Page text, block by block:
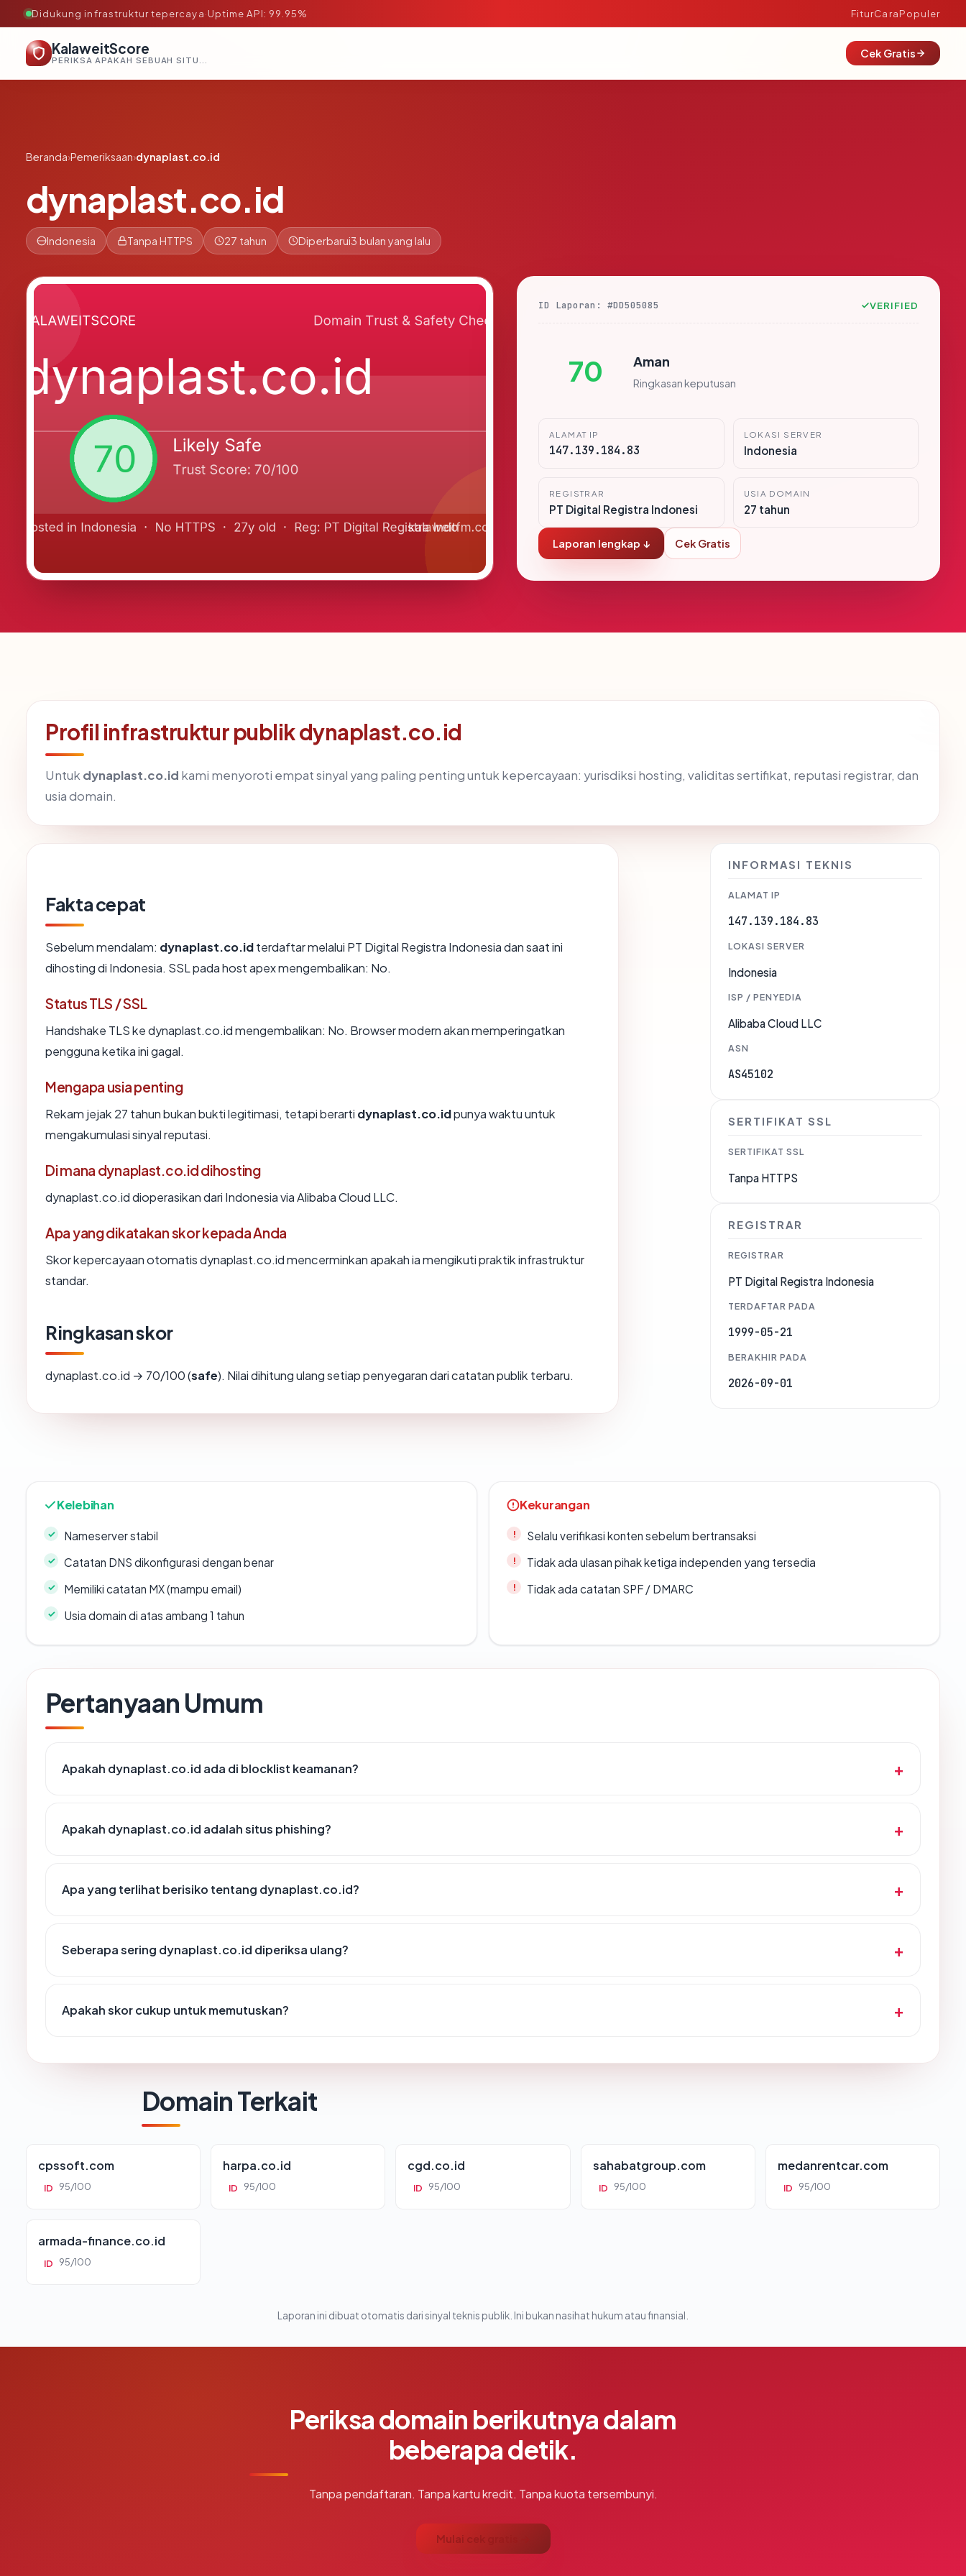
Didukung infrastruktur tepercaya·Uptime API: 99.95% FiturCaraPopuler
KalaweitScore
PERIKSA APAKAH SEBUAH SITUS AMAN, TEPERCAYA, DAN TERVERIFIKASI DALAM HITUNGAN DETIK.
Cek Gratis
Beranda›Pemeriksaan›dynaplast.co.id
dynaplast.co.id
Indonesia Tanpa HTTPS 27 tahun Diperbarui3 bulan yang lalu
ID Laporan: #DD505085 VERIFIED
70 Aman
Ringkasan keputusan
ALAMAT IP
147.139.184.83
LOKASI SERVER
Indonesia
REGISTRAR
PT Digital Registra Indonesi
USIA DOMAIN
27 tahun
Laporan lengkap ↓ Cek Gratis
Profil infrastruktur publik dynaplast.co.id
Untuk dynaplast.co.id kami menyoroti empat sinyal yang paling penting untuk kepercayaan: yurisdiksi hosting, validitas sertifikat, reputasi registrar, dan
usia domain.
Fakta cepat
Sebelum mendalam: dynaplast.co.idterdaftar melalui PT Digital Registra Indonesia dan saat ini
dihosting di Indonesia. SSL pada host apex mengembalikan: No.
Status TLS / SSL
Handshake TLS ke dynaplast.co.id mengembalikan: No. Browser modern akan memperingatkan
pengguna ketika ini gagal.
Mengapa usia penting
Rekam jejak 27 tahun bukan bukti legitimasi, tetapi berarti dynaplast.co.idpunya waktu untuk
mengakumulasi sinyal reputasi.
Di mana dynaplast.co.id dihosting
dynaplast.co.id dioperasikan dari Indonesia via Alibaba Cloud LLC.
Apa yang dikatakan skor kepada Anda
Skor kepercayaan otomatis dynaplast.co.id mencerminkan apakah ia mengikuti praktik infrastruktur
standar.
Ringkasan skor
dynaplast.co.id → 70/100 (safe). Nilai dihitung ulang setiap penyegaran dari catatan publik terbaru.
INFORMASI TEKNIS
ALAMAT IP
147.139.184.83
LOKASI SERVER
Indonesia
ISP / PENYEDIA
Alibaba Cloud LLC
ASN
AS45102
SERTIFIKAT SSL
SERTIFIKAT SSL
Tanpa HTTPS
REGISTRAR
REGISTRAR
PT Digital Registra Indonesia
TERDAFTAR PADA
1999-05-21
BERAKHIR PADA
2026-09-01
Kelebihan
Nameserver stabil
Catatan DNS dikonfigurasi dengan benar
Memiliki catatan MX (mampu email)
Usia domain di atas ambang 1 tahun
Kekurangan
Selalu verifikasi konten sebelum bertransaksi
Tidak ada ulasan pihak ketiga independen yang tersedia
Tidak ada catatan SPF / DMARC
Pertanyaan Umum
Apakah dynaplast.co.id ada di blocklist keamanan?
Apakah dynaplast.co.id adalah situs phishing?
Apa yang terlihat berisiko tentang dynaplast.co.id?
Seberapa sering dynaplast.co.id diperiksa ulang?
Apakah skor cukup untuk memutuskan?
Domain Terkait
cpssoft.com
ID 95/100
harpa.co.id
ID 95/100
cgd.co.id
ID 95/100
sahabatgroup.com
ID 95/100
medanrentcar.com
ID 95/100
armada-finance.co.id
ID 95/100
Laporan ini dibuat otomatis dari sinyal teknis publik. Ini bukan nasihat hukum atau finansial.
Periksa domain berikutnya dalam
beberapa detik.
Tanpa pendaftaran. Tanpa kartu kredit. Tanpa kuota tersembunyi.
Mulai cek gratis →